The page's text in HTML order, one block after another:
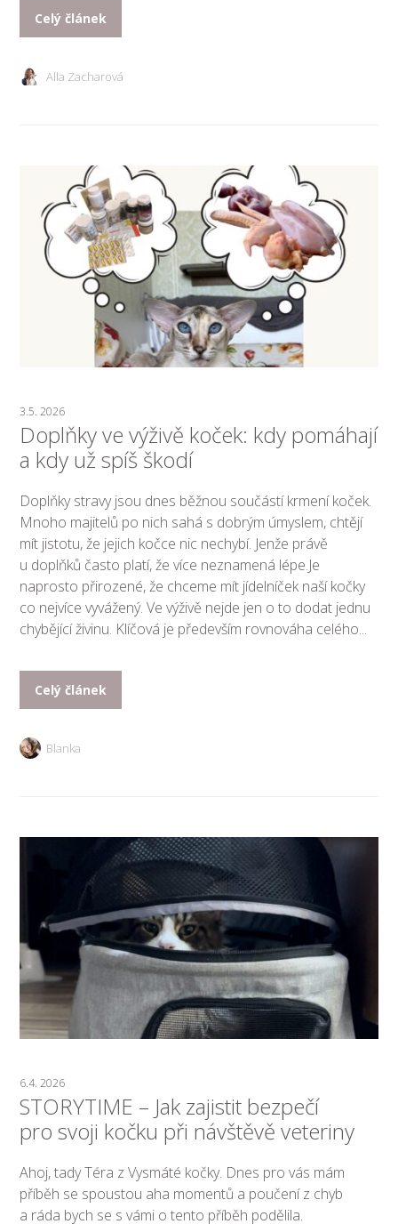
Celý článek
Alla Zacharová
3.5. 2026
Doplňky ve výživě koček: kdy pomáhají
a kdy už spíš škodí
Doplňky stravy jsou dnes běžnou součástí krmení koček.
Mnoho majitelů po nich sahá s dobrým úmyslem, chtějí
mít jistotu, že jejich kočce nic nechybí. Jenže právě
u doplňků často platí, že více neznamená lépe.Je
naprosto přirozené, že chceme mít jídelníček naší kočky
co nejvíce vyvážený. Ve výživě nejde jen o to dodat jednu
chybějící živinu. Klíčová je především rovnováha celého...
Celý článek
Blanka
6.4. 2026
STORYTIME – Jak zajistit bezpečí
pro svoji kočku při návštěvě veteriny
Ahoj, tady Téra z Vysmáté kočky. Dnes pro vás mám
příběh se spoustou aha momentů a poučení z chyb
a ráda bych se s vámi o tento příběh podělila.